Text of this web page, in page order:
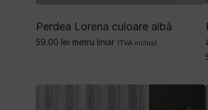
Perdea Lorena culoare albă
59.00 lei metru liniar (TVA inclus)